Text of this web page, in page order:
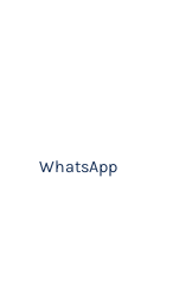
WhatsApp